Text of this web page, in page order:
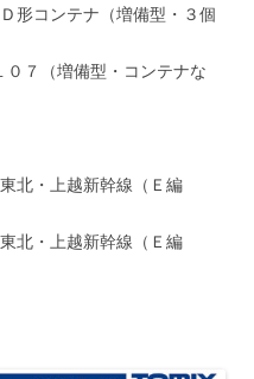
形コンテナ（増備型・３個
７（増備型・コンテナな
北・上越新幹線（Ｅ編
北・上越新幹線（Ｅ編